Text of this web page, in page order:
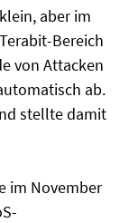
aber im
Bereich
von Attacken
ab.
stellte damit
im November